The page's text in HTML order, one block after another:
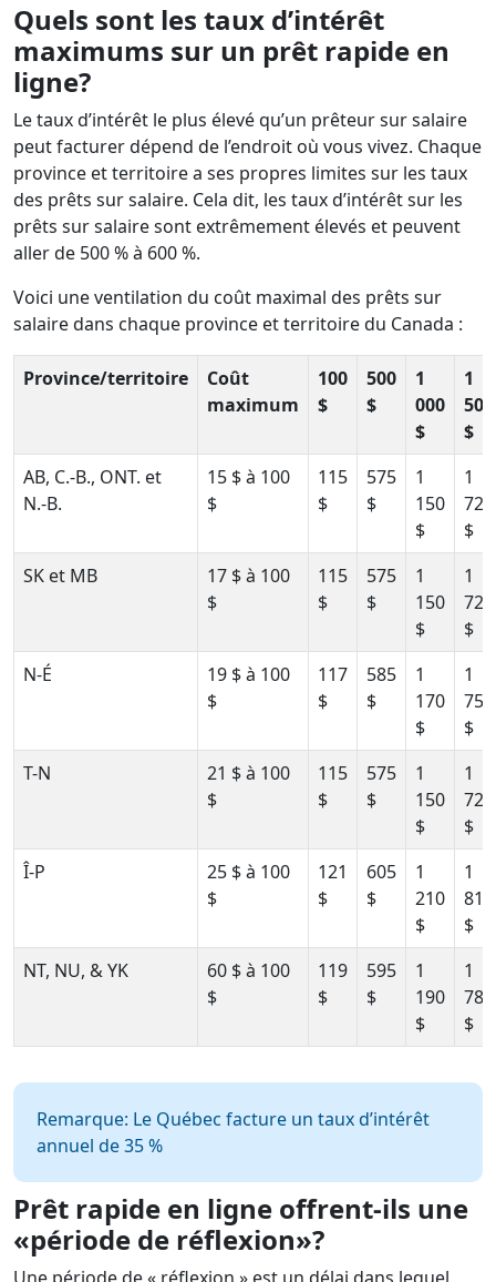
Quels sont les taux d’intérêt
maximums sur un prêt rapide en
ligne?
Le taux d’intérêt le plus élevé qu’un prêteur sur salaire
peut facturer dépend de l’endroit où vous vivez. Chaque
province et territoire a ses propres limites sur les taux
des prêts sur salaire. Cela dit, les taux d’intérêt sur les
prêts sur salaire sont extrêmement élevés et peuvent
aller de 500 % à 600 %.
Voici une ventilation du coût maximal des prêts sur
salaire dans chaque province et territoire du Canada :
Province/territoire
Coût
maximum
100
$
500
$
1
000
$
1
500
$
AB, C.-B., ONT. et
N.-B.
15 $ à 100
$
115
$
575
$
1
150
$
1
725
$
SK et MB
17 $ à 100
$
115
$
575
$
1
150
$
1
725
$
N-É
19 $ à 100
$
117
$
585
$
1
170
$
1
755
$
T-N
21 $ à 100
$
115
$
575
$
1
150
$
1
725
$
Î-P
25 $ à 100
$
121
$
605
$
1
210
$
1
815
$
NT, NU, & YK
60 $ à 100
$
119
$
595
$
1
190
$
1
785
$
Remarque: Le Québec facture un taux d’intérêt
annuel de 35 %
Prêt rapide en ligne offrent-ils une
«période de réflexion»?